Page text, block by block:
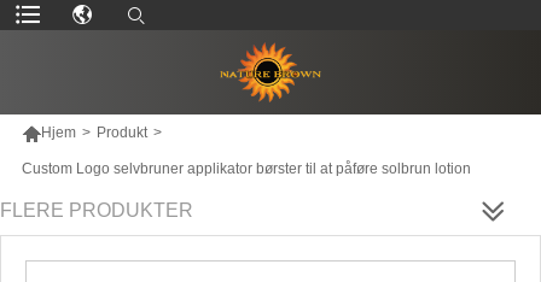
Hjem > Produkt >
Custom Logo selvbruner applikator børster til at påføre solbrun lotion
FLERE PRODUKTER